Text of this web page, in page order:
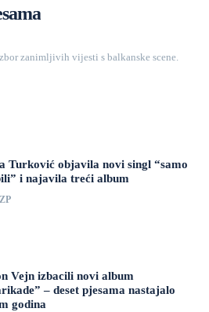
zanimljivih vijesti s balkanske scene.
Turković objavila novi singl “samo
i najavila treći album
Vejn izbacili novi album
– deset pjesama nastajalo
godina